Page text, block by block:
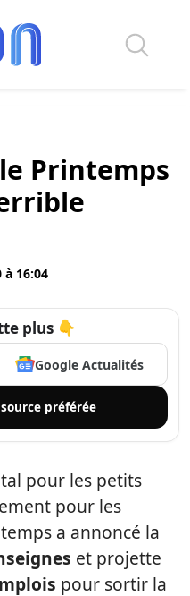
Printemps
à 16:04
plus 👇
Google Actualités
source préférée
pour les petits
pour les
a annoncé la
et projette
pour sortir la